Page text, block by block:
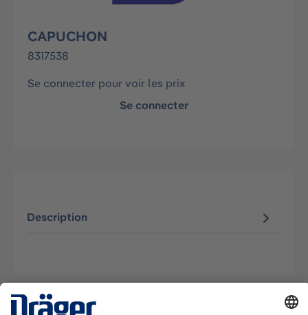
CAPUCHON
8317538
Se connecter pour voir les prix
Se connecter
Description